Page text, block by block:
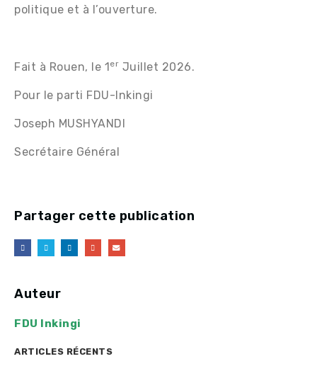
politique et à l’ouverture.
Fait à Rouen, le 1er Juillet 2026.
Pour le parti FDU-Inkingi
Joseph MUSHYANDI
Secrétaire Général
Partager cette publication
Auteur
FDU Inkingi
ARTICLES RÉCENTS